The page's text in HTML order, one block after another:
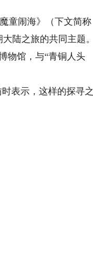
童闹海》（下文简称
陆之旅的共同主题。
物馆，与“青铜人头
表示，这样的探寻之